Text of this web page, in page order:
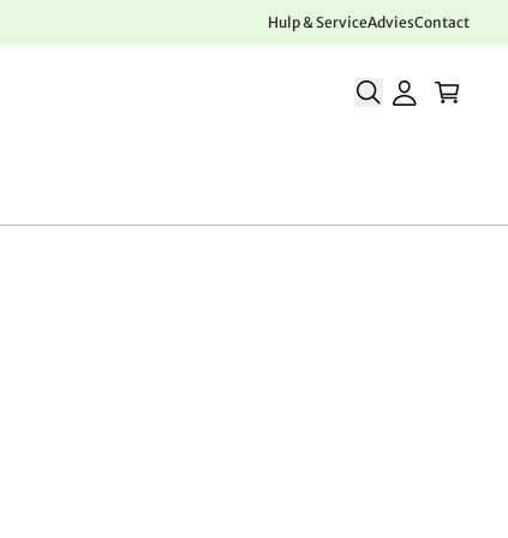
Hulp & ServiceAdviesContact